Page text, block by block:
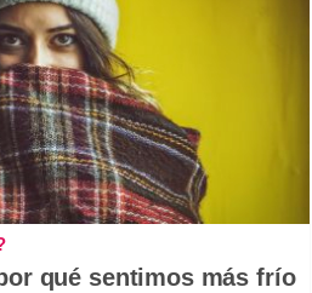
qué sentimos más frío